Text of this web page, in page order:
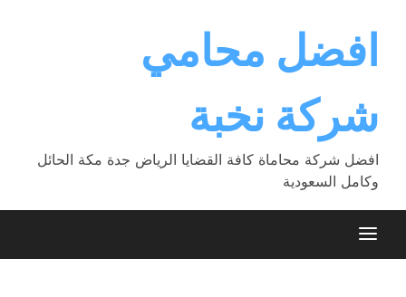
contentافضل محامي
شركة نخبة
افضل شركة محاماة كافة القضايا الرياض جدة مكة الحائل
وكامل السعودية